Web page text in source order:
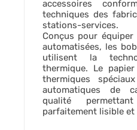
accessoires
techniques des
stations-services.
Conçus pour
automatisées, les
utilisent la
thermique. Le
thermiques
automatiques de
qualité
parfaitement lisible et